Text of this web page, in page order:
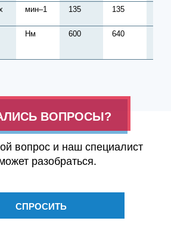
мин–1 135 135
Нм 600 640
ВОПРОСЫ?
вопрос и наш специалист
разобраться.
СПРОСИТЬ